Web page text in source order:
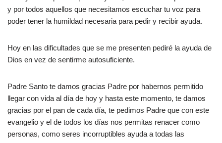
y por todos aquellos que necesitamos escuchar tu voz para
poder tener la humildad necesaria para pedir y recibir ayuda.
Hoy en las dificultades que se me presenten pediré la ayuda de
Dios en vez de sentirme autosuficiente.
Padre Santo te damos gracias Padre por habernos permitido
llegar con vida al día de hoy y hasta este momento, te damos
gracias por el pan de cada día, te pedimos Padre que con este
evangelio y el de todos los días nos permitas renacer como
personas, como seres incorruptibles ayuda a todas las